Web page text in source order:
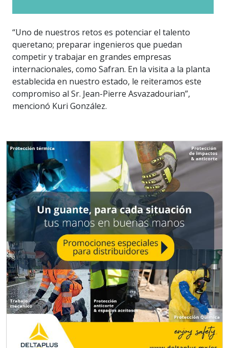
“Uno de nuestros retos es potenciar el talento
queretano; preparar ingenieros que puedan
competir y trabajar en grandes empresas
internacionales, como Safran. En la visita a la planta
establecida en nuestro estado, le reiteramos este
compromiso al Sr. Jean-Pierre Asvazadourian”,
mencionó Kuri González.